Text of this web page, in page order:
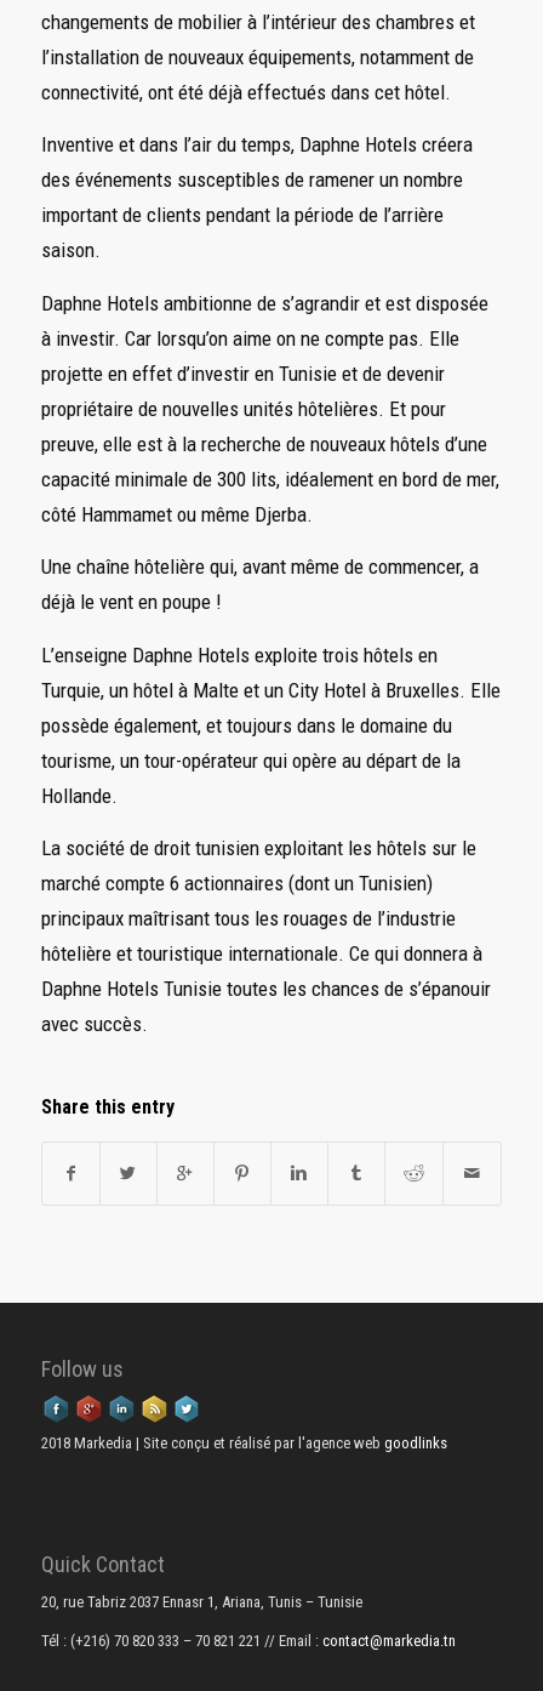
changements de mobilier à l’intérieur des chambres et
l’installation de nouveaux équipements, notamment de
connectivité, ont été déjà effectués dans cet hôtel.
Inventive et dans l’air du temps, Daphne Hotels créera
des événements susceptibles de ramener un nombre
important de clients pendant la période de l’arrière
saison.
Daphne Hotels ambitionne de s’agrandir et est disposée
à investir. Car lorsqu’on aime on ne compte pas. Elle
projette en effet d’investir en Tunisie et de devenir
propriétaire de nouvelles unités hôtelières. Et pour
preuve, elle est à la recherche de nouveaux hôtels d’une
capacité minimale de 300 lits, idéalement en bord de mer,
côté Hammamet ou même Djerba.
Une chaîne hôtelière qui, avant même de commencer, a
déjà le vent en poupe !
L’enseigne Daphne Hotels exploite trois hôtels en
Turquie, un hôtel à Malte et un City Hotel à Bruxelles. Elle
possède également, et toujours dans le domaine du
tourisme, un tour-opérateur qui opère au départ de la
Hollande.
La société de droit tunisien exploitant les hôtels sur le
marché compte 6 actionnaires (dont un Tunisien)
principaux maîtrisant tous les rouages de l’industrie
hôtelière et touristique internationale. Ce qui donnera à
Daphne Hotels Tunisie toutes les chances de s’épanouir
avec succès.
Share this entry
Follow us
2018 Markedia | Site conçu et réalisé par l'agence web goodlinks
Quick Contact
20, rue Tabriz 2037 Ennasr 1, Ariana, Tunis – Tunisie
Tél : (+216) 70 820 333 – 70 821 221 // Email : contact@markedia.tn